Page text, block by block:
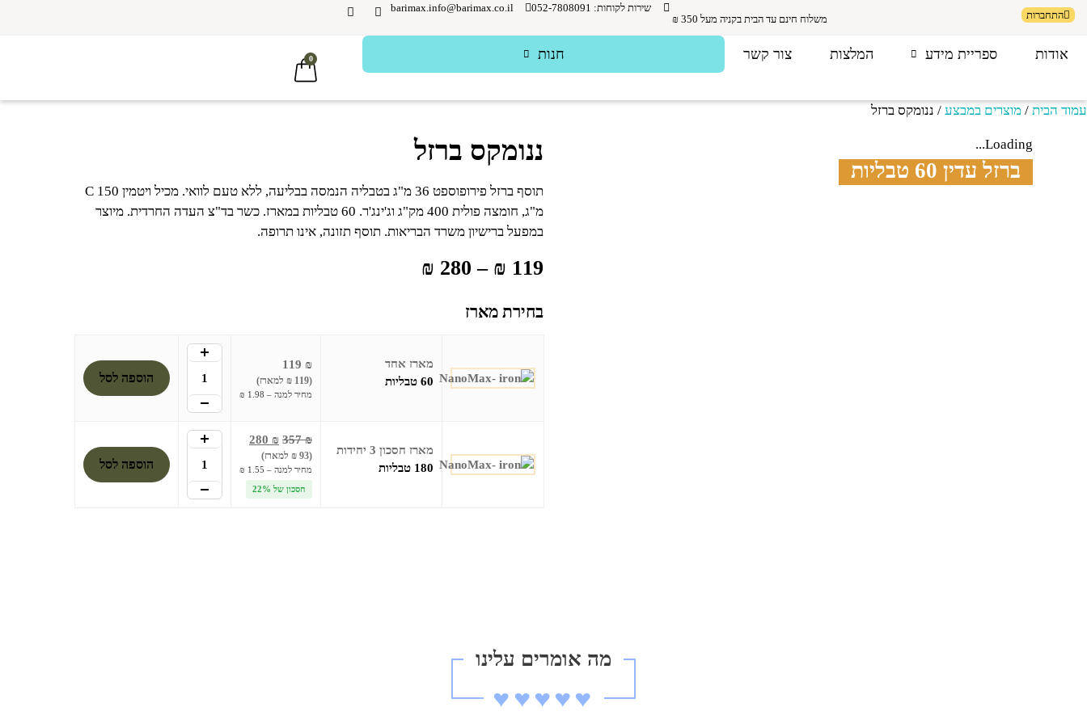
התחברות משלוח חינם עד הבית בקניה מעל 350 ₪
שירות לקוחות: 052-7808091 barimax.info@barimax.co.il
אודות ספריית מידע המלצות צור קשר חנות 0
עמוד הבית / מוצרים במבצע / ננומקס ברזל
ברזל עדין 60 טבליות
Loading... ננומקס ברזל
תוסף ברזל פירופוספט 36 מ"ג בטבליה הנמסה בבליעה, ללא טעם לוואי. מכיל ויטמין C 150
מ"ג, חומצה פולית 400 מק"ג וג'ינג'ר. 60 טבליות במארז. כשר בד"צ העדה החרדית. מיוצר
במפעל ברישיון משרד הבריאות. תוסף תזונה, אינו תרופה.
₪ 119
–
₪ 280
בחירת מארז
מארז אחד
60 טבליות
₪
(119 ₪ למארז)
מחיר למנה – 1.98 ₪
-
הוספה לסל
מארז חסכון 3 יחידות
180 טבליות
₪
357
₪
(93 ₪ למארז)
מחיר למנה – 1.55 ₪
חסכון של 22%
+
הוספה לסל
♥︎♥︎♥︎♥︎♥︎
מה אומרים עלינו